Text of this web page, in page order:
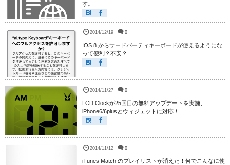
す。
2014/12/19 0
IOS 8 からサードパーティキーボードが使えるようにな
って便利？不安？
2014/11/27 0
LCD Clockが25回目の無料アップデートを実施、
iPhone6/6plusとウィジェットに対応！
2014/11/12 0
iTunes Match のプレイリストが消えた！何でこんなに使